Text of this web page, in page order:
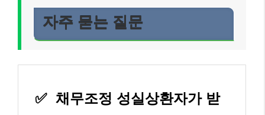
자주 묻는 질문
✅ 채무조정 성실상환자가 받